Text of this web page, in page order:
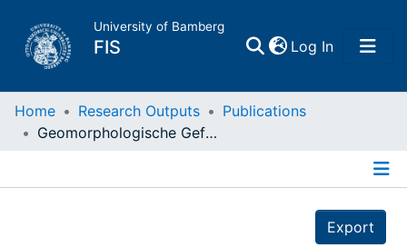
University of Bamberg
FIS Log In(current)
Home
Home Research Outputs
Publications
Geomorphologische Gefügemuster des Niedersächsischen Berglandes in Abhängigkeit von Tektonik und Halokinese, Resistenzverhältnissen und Abflußsystemen
Export